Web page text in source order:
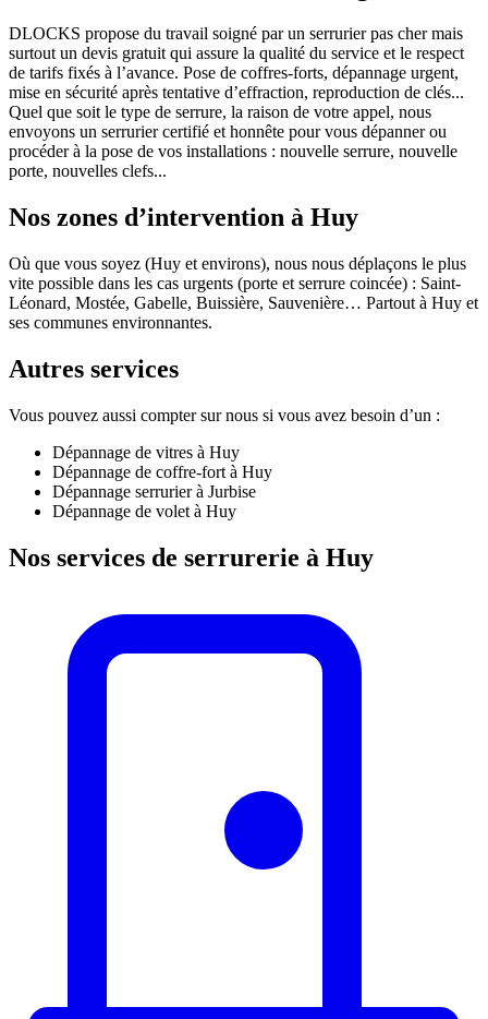
DLOCKS propose du travail soigné par un serrurier pas cher mais
surtout un devis gratuit qui assure la qualité du service et le respect
de tarifs fixés à l’avance. Pose de coffres-forts, dépannage urgent,
mise en sécurité après tentative d’effraction, reproduction de clés...
Quel que soit le type de serrure, la raison de votre appel, nous
envoyons un serrurier certifié et honnête pour vous dépanner ou
procéder à la pose de vos installations : nouvelle serrure, nouvelle
porte, nouvelles clefs...
Nos zones d’intervention à Huy
Où que vous soyez (Huy et environs), nous nous déplaçons le plus
vite possible dans les cas urgents (porte et serrure coincée) : Saint-
Léonard, Mostée, Gabelle, Buissière, Sauvenière… Partout à Huy et
ses communes environnantes.
Autres services
Vous pouvez aussi compter sur nous si vous avez besoin d’un :
Dépannage de vitres à Huy
Dépannage de coffre-fort à Huy
Dépannage serrurier à Jurbise
Dépannage de volet à Huy
Nos services de serrurerie à Huy